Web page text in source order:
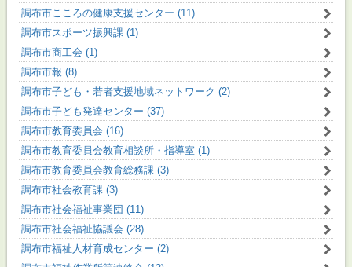
調布市こころの健康支援センター (11)
調布市スポーツ振興課 (1)
調布市商工会 (1)
調布市報 (8)
調布市子ども・若者支援地域ネットワーク (2)
調布市子ども発達センター (37)
調布市教育委員会 (16)
調布市教育委員会教育相談所・指導室 (1)
調布市教育委員会教育総務課 (3)
調布市社会教育課 (3)
調布市社会福祉事業団 (11)
調布市社会福祉協議会 (28)
調布市福祉人材育成センター (2)